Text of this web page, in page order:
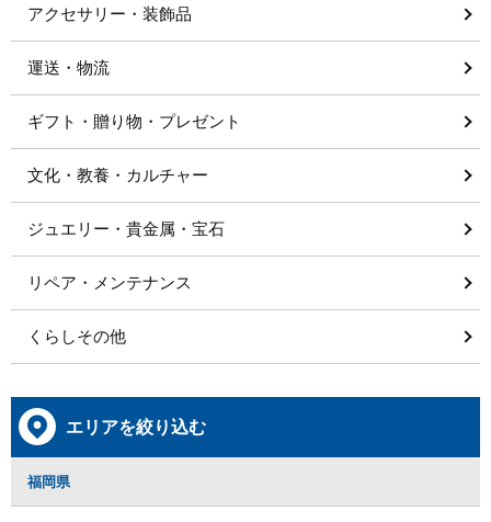
アクセサリー・装飾品
運送・物流
ギフト・贈り物・プレゼント
文化・教養・カルチャー
ジュエリー・貴金属・宝石
リペア・メンテナンス
くらしその他
エリアを絞り込む
福岡県